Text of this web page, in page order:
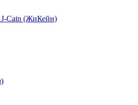
Cain (ЖиКейн)